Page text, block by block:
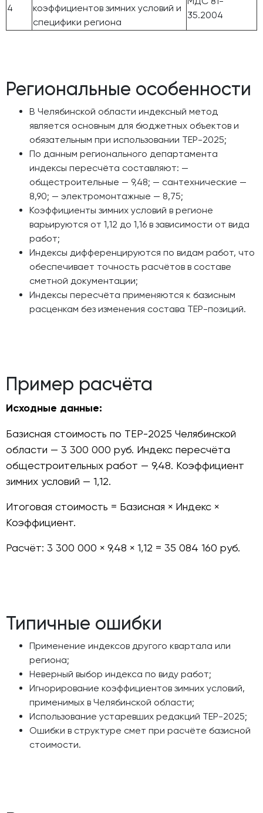
4
коэффициентов зимних условий и
специфики региона
35.2004
Региональные особенности
В Челябинской области индексный метод
является основным для бюджетных объектов и
обязательным при использовании ТЕР-2025;
По данным регионального департамента
индексы пересчёта составляют: —
общестроительные — 9,48; — сантехнические —
8,90; — электромонтажные — 8,75;
Коэффициенты зимних условий в регионе
варьируются от 1,12 до 1,16 в зависимости от вида
работ;
Индексы дифференцируются по видам работ, что
обеспечивает точность расчётов в составе
сметной документации;
Индексы пересчёта применяются к базисным
расценкам без изменения состава ТЕР-позиций.
Пример расчёта
Исходные данные:
Базисная стоимость по ТЕР-2025 Челябинской
области — 3 300 000 руб. Индекс пересчёта
общестроительных работ — 9,48. Коэффициент
зимних условий — 1,12.
Итоговая стоимость = Базисная × Индекс ×
Коэффициент.
Расчёт: 3 300 000 × 9,48 × 1,12 = 35 084 160 руб.
Типичные ошибки
Применение индексов другого квартала или
региона;
Неверный выбор индекса по виду работ;
Игнорирование коэффициентов зимних условий,
применимых в Челябинской области;
Использование устаревших редакций ТЕР-2025;
Ошибки в структуре смет при расчёте базисной
стоимости.